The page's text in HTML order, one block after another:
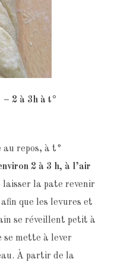
2 à 3h à t°
au repos, à t°
2 à 3 h, à l’air
laisser la pate revenir
que les levures et
se réveillent petit à
mette à lever
À partir de la